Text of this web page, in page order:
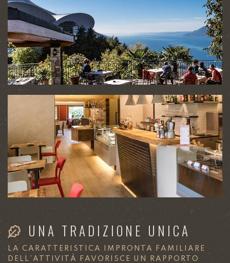
UNA TRADIZIONE UNICA
LA CARATTERISTICA IMPRONTA FAMILIARE
DELL’ATTIVITÀ FAVORISCE UN RAPPORTO